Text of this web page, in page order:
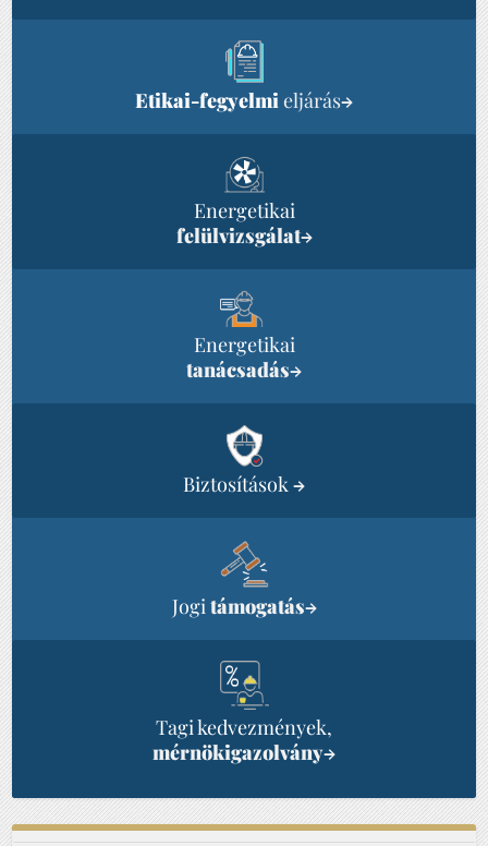
Etikai-fegyelmi eljárás→
Energetikai
felülvizsgálat→
Energetikai
tanácsadás→
Biztosítások→
Jogi támogatás→
Tagi kedvezmények,
mérnökigazolvány→